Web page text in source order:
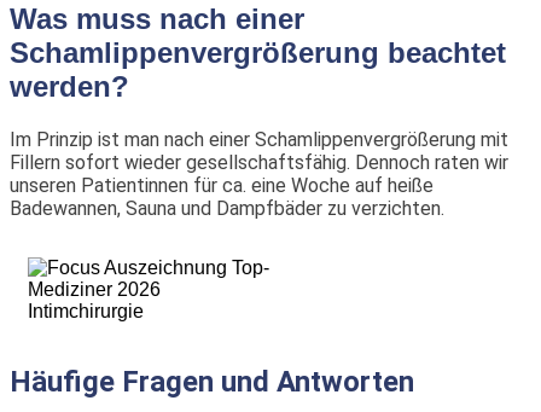
Was muss nach einer
Schamlippenvergrößerung beachtet
werden?
Im Prinzip ist man nach einer Schamlippenvergrößerung mit
Fillern sofort wieder gesellschaftsfähig. Dennoch raten wir
unseren Patientinnen für ca. eine Woche auf heiße
Badewannen, Sauna und Dampfbäder zu verzichten.
Häufige Fragen und Antworten